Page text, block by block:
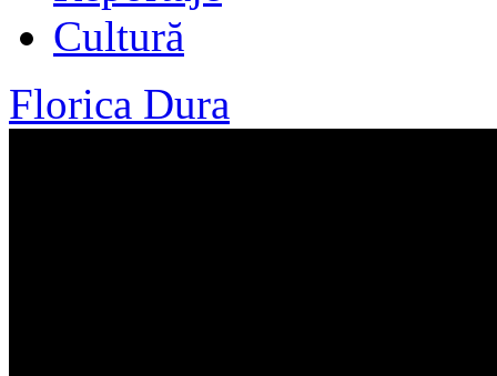
Cultură
Florica Dura